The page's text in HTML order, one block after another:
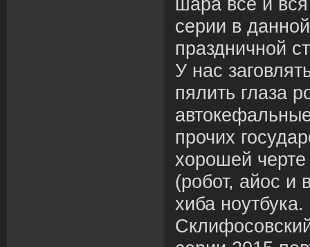
серии в
праздничной
У нас
пялить глаза
прочих
хорошей
(робот, айос и
хиба